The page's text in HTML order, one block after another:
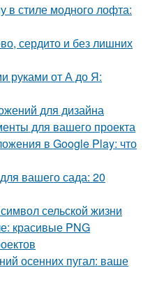
в стиле модного лофта:
сердито и без лишних
руками от А до Я:
для дизайна
для вашего проекта
в Google Play: что
вашего сада: 20
сельской жизни
красивые PNG
осенних пугал: ваше